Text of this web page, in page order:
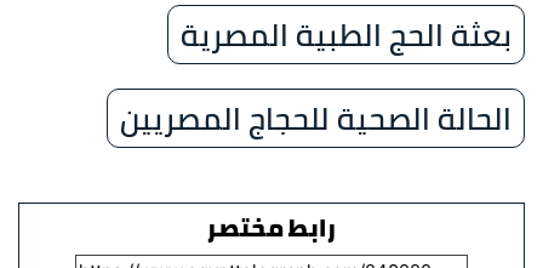
بعثة الحج الطبية المصرية
الحالة الصحية للحجاج المصريين
رابط مختصر